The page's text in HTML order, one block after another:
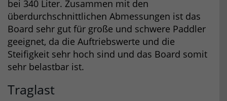
bei 340 Liter. Zusammen mit den
überdurchschnittlichen Abmessungen ist das
Board sehr gut für große und schwere Paddler
geeignet, da die Auftriebswerte und die
Steifigkeit sehr hoch sind und das Board somit
sehr belastbar ist.
Traglast